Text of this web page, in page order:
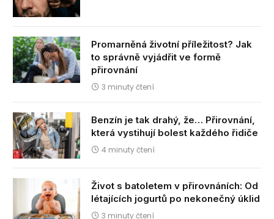
Promarněná životní příležitost? Jak
to správně vyjádřit ve formě
přirovnání
3 minuty čtení
Benzín je tak drahý, že… Přirovnání,
která vystihují bolest každého řidiče
4 minuty čtení
Život s batoletem v přirovnáních: Od
létajících jogurtů po nekonečný úklid
3 minuty čtení